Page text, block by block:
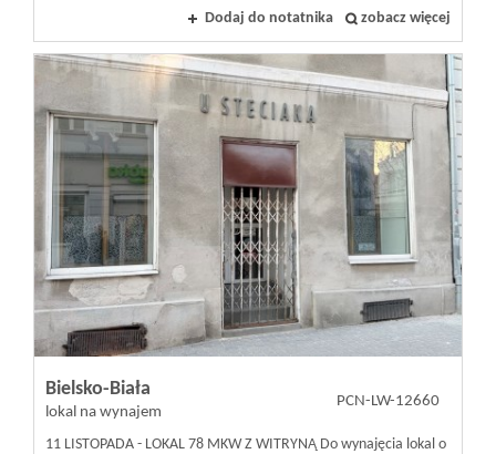
Dodaj do notatnika zobacz więcej
Bielsko-Biała
lokal na wynajem
PCN-LW-12660
11 LISTOPADA - LOKAL 78 MKW Z WITRYNĄ Do wynajęcia lokal o